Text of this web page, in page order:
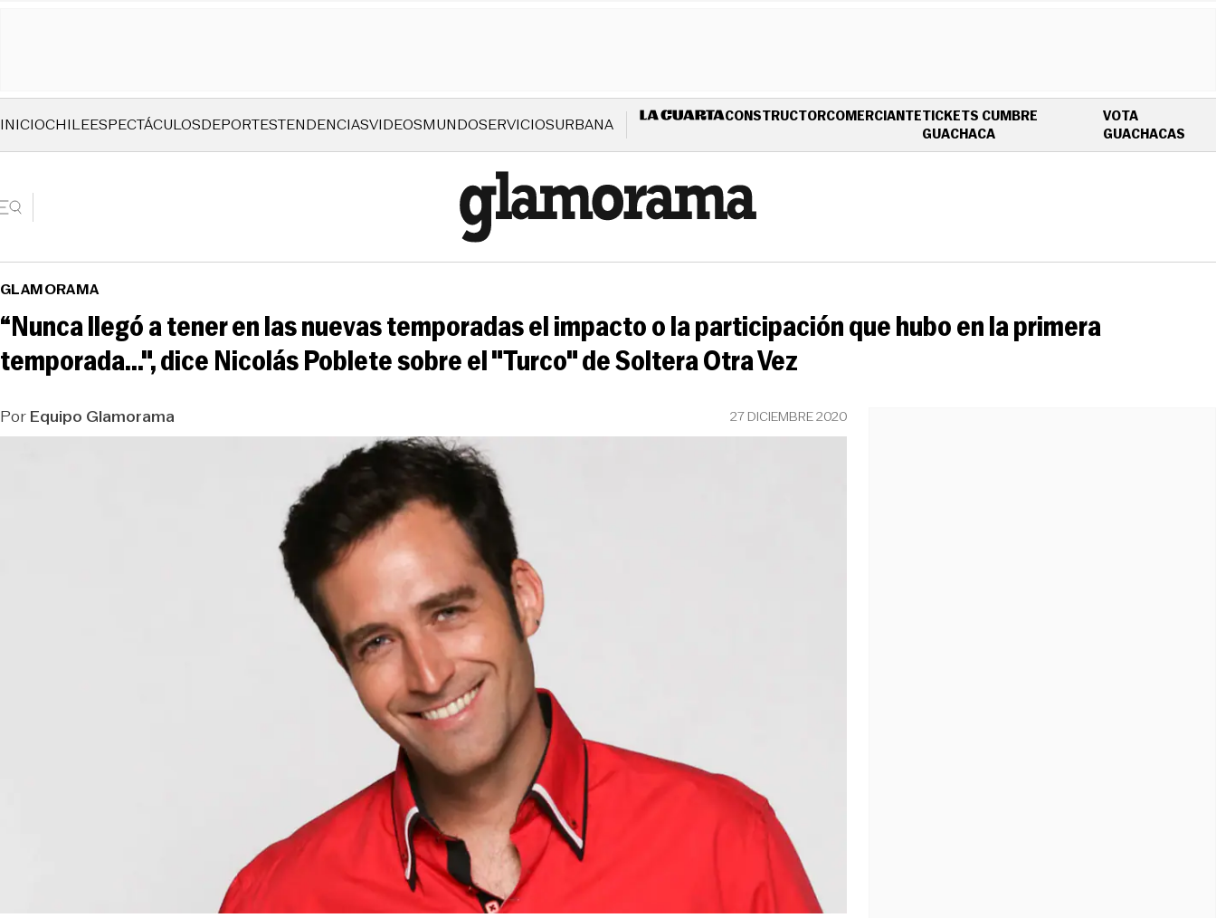
INICIOCHILEESPECTÁCULOSDEPORTESTENDENCIASVIDEOSMUNDOSERVICIOSURBANA CONSTRUCTORCOMERCIANTETICKETS CUMBRE
GUACHACAOPENS IN NEW WINDOW
VOTA
GUACHACAS
GLAMORAMA
“Nunca llegó a tener en las nuevas temporadas el impacto o la participación que hubo en la primera
temporada...", dice Nicolás Poblete sobre el "Turco" de Soltera Otra Vez
PorEquipo Glamorama 27 DICIEMBRE 2020